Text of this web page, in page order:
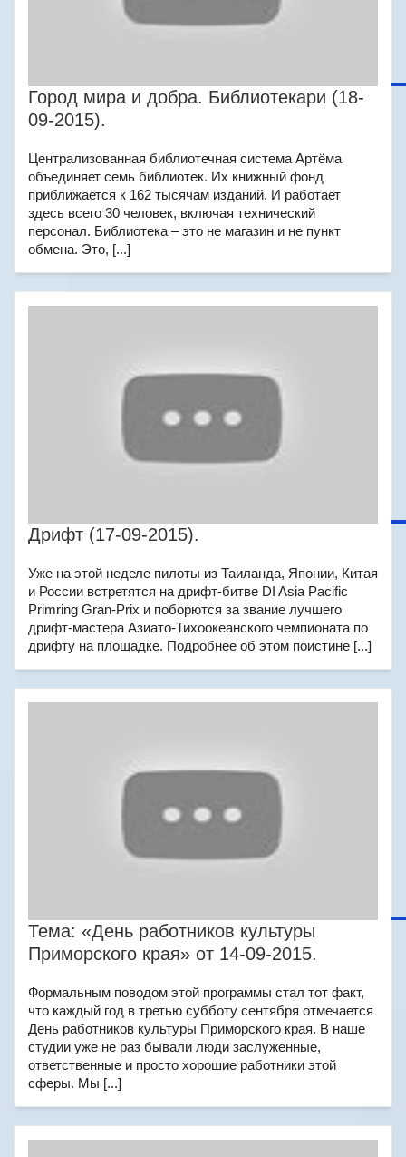
Город мира и добра. Библиотекари (18-
09-2015).
Централизованная библиотечная система Артёма
объединяет семь библиотек. Их книжный фонд
приближается к 162 тысячам изданий. И работает
здесь всего 30 человек, включая технический
персонал. Библиотека – это не магазин и не пункт
обмена. Это, [...]
Дрифт (17-09-2015).
Уже на этой неделе пилоты из Таиланда, Японии, Китая
и России встретятся на дрифт-битве DI Asia Pacific
Primring Gran-Prix и поборются за звание лучшего
дрифт-мастера Азиато-Тихоокеанского чемпионата по
дрифту на площадке. Подробнее об этом поистине [...]
Тема: «День работников культуры
Приморского края» от 14-09-2015.
Формальным поводом этой программы стал тот факт,
что каждый год в третью субботу сентября отмечается
День работников культуры Приморского края. В наше
студии уже не раз бывали люди заслуженные,
ответственные и просто хорошие работники этой
сферы. Мы [...]